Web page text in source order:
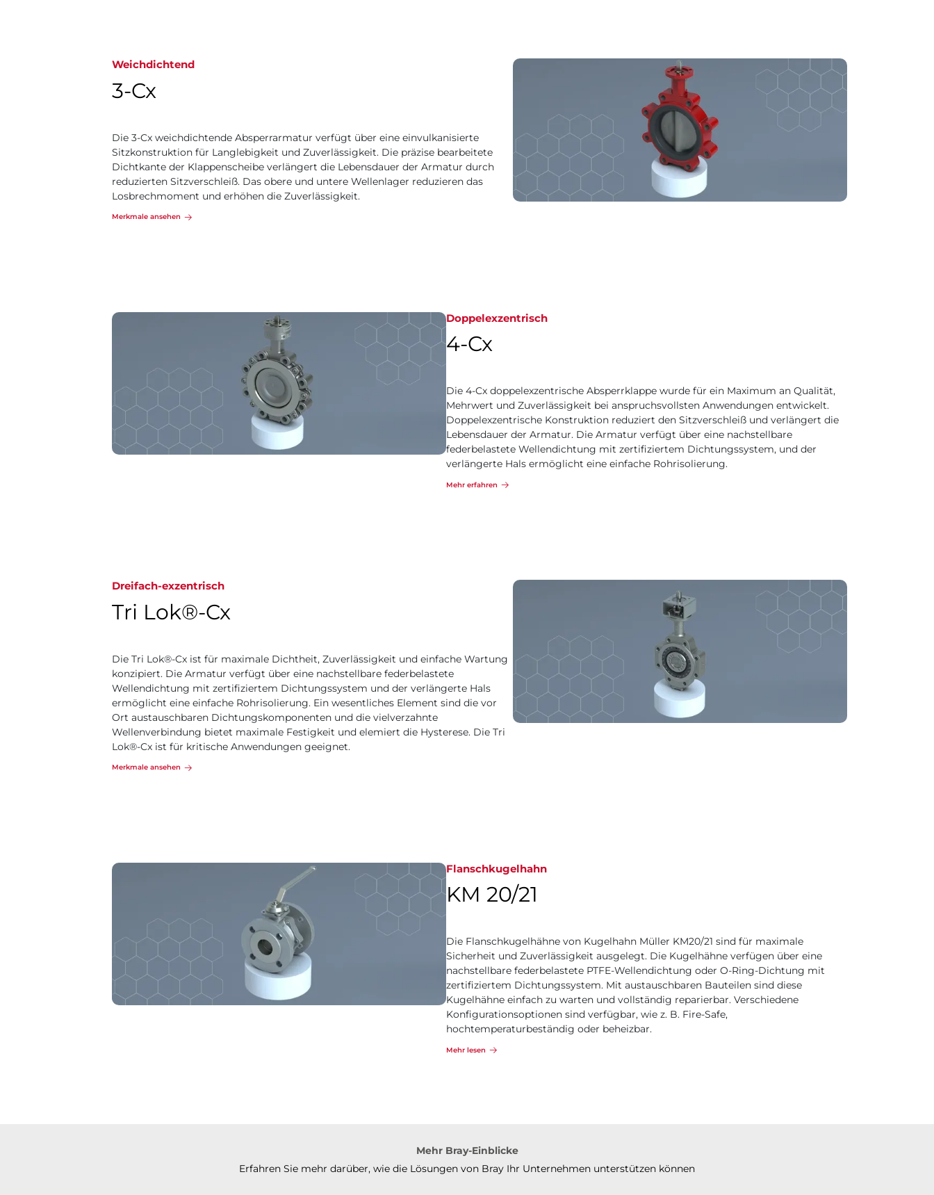
Weichdichtend
3-Cx
Die 3-Cx weichdichtende Absperrarmatur verfügt über eine einvulkanisierte
Sitzkonstruktion für Langlebigkeit und Zuverlässigkeit. Die präzise bearbeitete
Dichtkante der Klappenscheibe verlängert die Lebensdauer der Armatur durch
reduzierten Sitzverschleiß. Das obere und untere Wellenlager reduzieren das
Losbrechmoment und erhöhen die Zuverlässigkeit.
Merkmale ansehen
Doppelexzentrisch
4-Cx
Die 4-Cx doppelexzentrische Absperrklappe wurde für ein Maximum an Qualität,
Mehrwert und Zuverlässigkeit bei anspruchsvollsten Anwendungen entwickelt.
Doppelexzentrische Konstruktion reduziert den Sitzverschleiß und verlängert die
Lebensdauer der Armatur. Die Armatur verfügt über eine nachstellbare
federbelastete Wellendichtung mit zertifiziertem Dichtungssystem, und der
verlängerte Hals ermöglicht eine einfache Rohrisolierung.
Mehr erfahren
Dreifach-exzentrisch
Tri Lok®-Cx
Die Tri Lok®-Cx ist für maximale Dichtheit, Zuverlässigkeit und einfache Wartung
konzipiert. Die Armatur verfügt über eine nachstellbare federbelastete
Wellendichtung mit zertifiziertem Dichtungssystem und der verlängerte Hals
ermöglicht eine einfache Rohrisolierung. Ein wesentliches Element sind die vor
Ort austauschbaren Dichtungskomponenten und die vielverzahnte
Wellenverbindung bietet maximale Festigkeit und elemiert die Hysterese. Die Tri
Lok®-Cx ist für kritische Anwendungen geeignet.
Merkmale ansehen
Flanschkugelhahn
KM 20/21
Die Flanschkugelhähne von Kugelhahn Müller KM20/21 sind für maximale
Sicherheit und Zuverlässigkeit ausgelegt. Die Kugelhähne verfügen über eine
nachstellbare federbelastete PTFE-Wellendichtung oder O-Ring-Dichtung mit
zertifiziertem Dichtungssystem. Mit austauschbaren Bauteilen sind diese
Kugelhähne einfach zu warten und vollständig reparierbar. Verschiedene
Konfigurationsoptionen sind verfügbar, wie z. B. Fire-Safe,
hochtemperaturbeständig oder beheizbar.
Mehr lesen
Mehr Bray-Einblicke
Erfahren Sie mehr darüber, wie die Lösungen von Bray Ihr Unternehmen unterstützen können